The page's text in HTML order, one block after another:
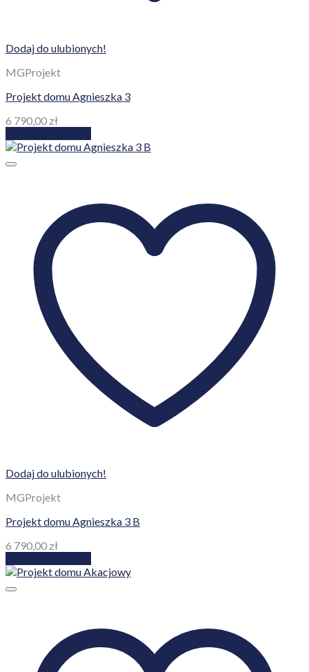
Dodaj do ulubionych!
MGProjekt
Projekt domu Agnieszka 3
6 790,00 zł
Dodaj do ulubionych!
MGProjekt
Projekt domu Agnieszka 3 B
6 790,00 zł